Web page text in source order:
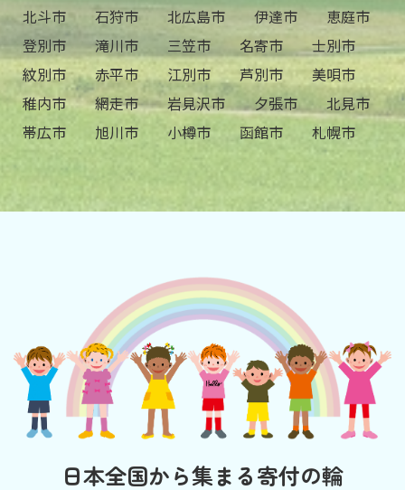
北斗市
石狩市 北広島市 伊達市
恵庭市
登別市
滝川市 三笠市 名寄市
士別市
紋別市
赤平市 江別市 芦別市
美唄市
稚内市
網走市 岩見沢市 夕張市
北見市
帯広市
旭川市 小樽市 函館市 札幌市
日本全国から集まる寄付の輪